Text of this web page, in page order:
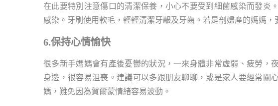
在此要特別注意傷口的清潔保養，小心不要受到細菌感染而發炎
感染。牙刷使用軟毛，輕輕清潔牙齦及牙齒。若是剖婦產的媽媽，
6.保持心情愉快
很多新手媽媽會有產後憂鬱的狀況，一來身體非常虛弱、疲勞，
身邊，很容易沮喪。建議可以多跟朋友聊聊，或是家人要經常關
媽，難免因為賀爾蒙情緒容易波動。